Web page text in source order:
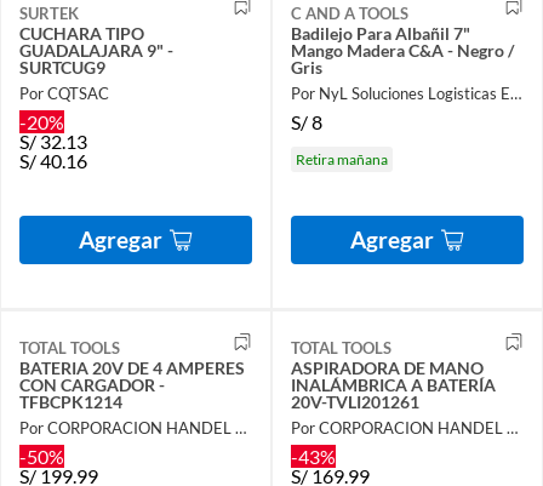
SURTEK
CUCHARA TIPO
GUADALAJARA 9" -
SURTCUG9
Por CQTSAC
-20%
S/32.13
S/40.16
Agregar
C AND A TOOLS
Badilejo Para Albañil 7"
Mango Madera C&A - Negro /
Gris
Por NyL Soluciones Logisticas EIRL
S/8
Retira mañana
Agregar
TOTAL TOOLS
BATERIA 20V DE 4 AMPERES
CON CARGADOR -
TFBCPK1214
Por CORPORACION HANDEL SAC
-50%
S/199.99
TOTAL TOOLS
ASPIRADORA DE MANO
INALÁMBRICA A BATERÍA
20V-TVLI201261
Por CORPORACION HANDEL SAC
-43%
S/169.99